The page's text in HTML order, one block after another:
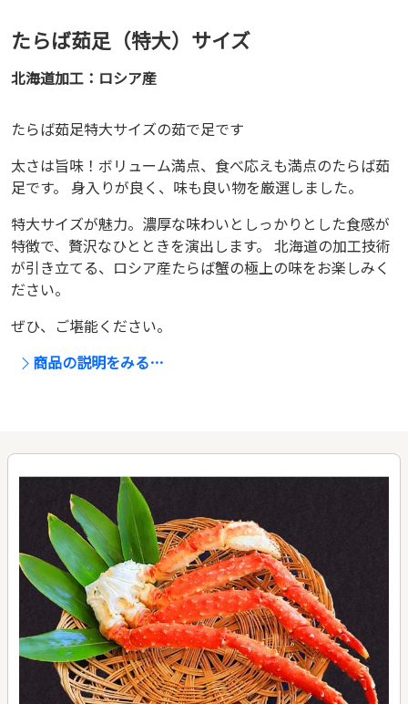
たらば茹足（特大）サイズ
北海道加工：ロシア産
たらば茹足特大サイズの茹で足です
太さは旨味！ボリューム満点、食べ応えも満点のたらば茹
足です。 身入りが良く、味も良い物を厳選しました。
特大サイズが魅力。濃厚な味わいとしっかりとした食感が
特徴で、贅沢なひとときを演出します。 北海道の加工技術
が引き立てる、ロシア産たらば蟹の極上の味をお楽しみく
ださい。
ぜひ、ご堪能ください。
商品の説明をみる…